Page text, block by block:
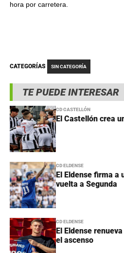
TE PUEDE INTERESAR
CD CASTELLÓN
El Castellón crea
CD ELDENSE
El Eldense firma a
vuelta a Segunda
CD ELDENSE
El Eldense
el ascenso
hora por carretera.
CATEGORÍAS SIN CATEGORÍA